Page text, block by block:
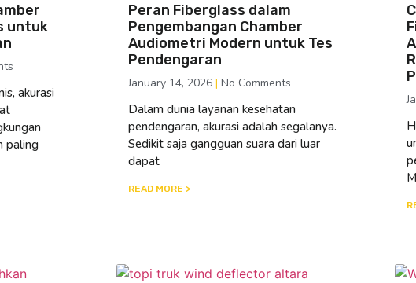
untuk
akurasi
paling
Peran Fiberglass dalam
Pengembangan Chamber
Audiometri Modern untuk Tes
Pendengaran
January 14, 2026 No Comments
Dalam dunia layanan kesehatan
pendengaran, akurasi adalah segalanya.
Sedikit saja gangguan suara dari luar
dapat
READ MORE >